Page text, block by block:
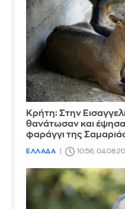
Κρήτη: Στην
θανάτωσαν και
φαράγγι της
ΕΛΛΑΔΑ 10:56,